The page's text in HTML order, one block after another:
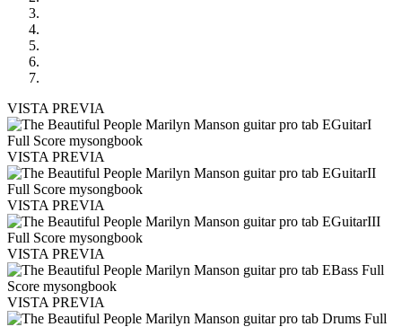
VISTA PREVIA
VISTA PREVIA
VISTA PREVIA
VISTA PREVIA
VISTA PREVIA